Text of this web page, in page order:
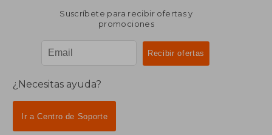
Suscríbete para recibir ofertas y
promociones
¿Necesitas ayuda?
Ir a Centro de Soporte